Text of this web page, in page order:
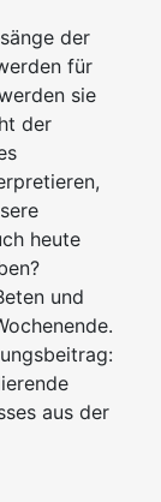
der
für
sie
der
heute
und
aus der